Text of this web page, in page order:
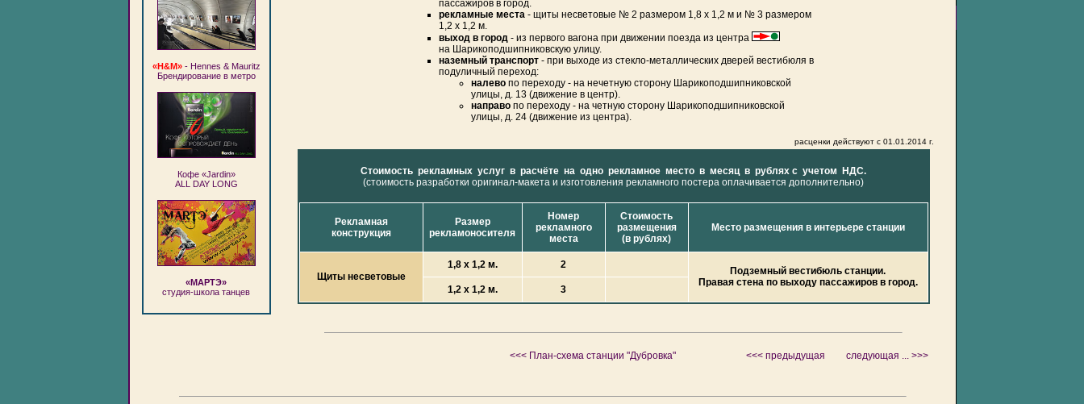
«H&M»- Hennes & Mauritz
Брендирование в метро
Кофе «Jardin»
ALL DAY LONG
«МАРТЭ»
студия-школа танцев
пассажиров в город.
рекламные места- щиты несветовые № 2 размером 1,8 х 1,2 м и № 3 размером
1,2 х 1,2 м.
выход в город- из первого вагона при движении поезда из центра
на Шарикоподшипниковскую улицу.
наземный транспорт- при выходе из стекло-металлических дверей вестибюля в
подуличный переход:
налевопо переходу - на нечетную сторону Шарикоподшипниковской
улицы, д. 13 (движение в центр).
направопо переходу - на четную сторону Шарикоподшипниковской
улицы, д. 24 (движение из центра).
расценки действуют с 01.01.2014 г.
Стоимость рекламных услуг в расчёте на одно рекламное место в месяц в рублях с учетом НДС.
(стоимость разработки оригинал-макета и изготовления рекламного постера оплачивается дополнительно)
Рекламная
конструкция
Размер
рекламоносителя
Номер
рекламного
места
Стоимость
размещения
(в рублях)
Место размещения в интерьере станции
Щиты несветовые
1,8 х 1,2 м. 2
Подземный вестибюль станции.
Правая стена по выходу пассажиров в город.
1,2 х 1,2 м. 3
<<< План-схема станции "Дубровка" <<< предыдущая следующая ... >>>